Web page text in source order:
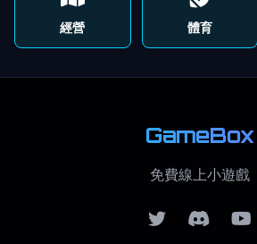
經營 體育
GameBox
免費線上小遊戲